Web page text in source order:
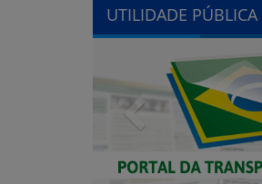
Previous
QUADRO DE AVISOS